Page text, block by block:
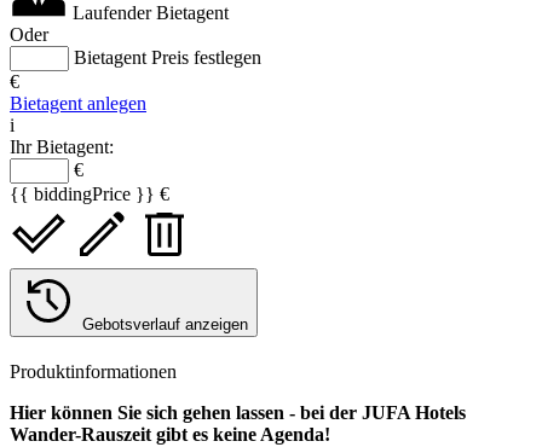
Laufender Bietagent
Oder
Bietagent Preis festlegen
€
Bietagent anlegen
i
Ihr Bietagent:
€
{{ biddingPrice }} €
Gebotsverlauf anzeigen
Produktinformationen
Hier können Sie sich gehen lassen - bei der JUFA Hotels
Wander-Rauszeit gibt es keine Agenda!